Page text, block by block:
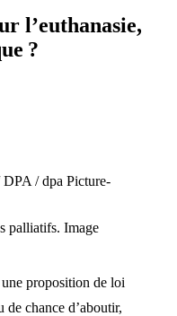
l’euthanasie,
?
/ dpa Picture-
palliatifs. Image
proposition de loi
de chance d’aboutir,